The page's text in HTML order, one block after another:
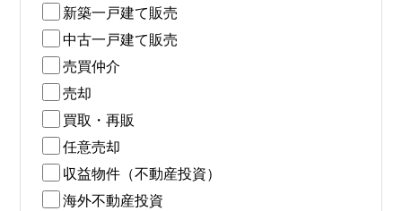
新築一戸建て販売
中古一戸建て販売
売買仲介
売却
買取・再販
任意売却
収益物件（不動産投資）
海外不動産投資